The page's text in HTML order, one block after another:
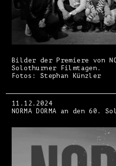
Bilder der Premiere von
Solothurner Filmtagen.
Fotos: Stephan Künzler
11.12.2024
NORMA DORMA an den 60.